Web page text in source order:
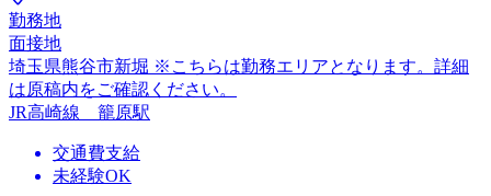
勤務地
面接地
埼玉県熊谷市新堀 ※こちらは勤務エリアとなります。詳細
は原稿内をご確認ください。
JR高崎線 籠原駅
交通費支給
未経験OK